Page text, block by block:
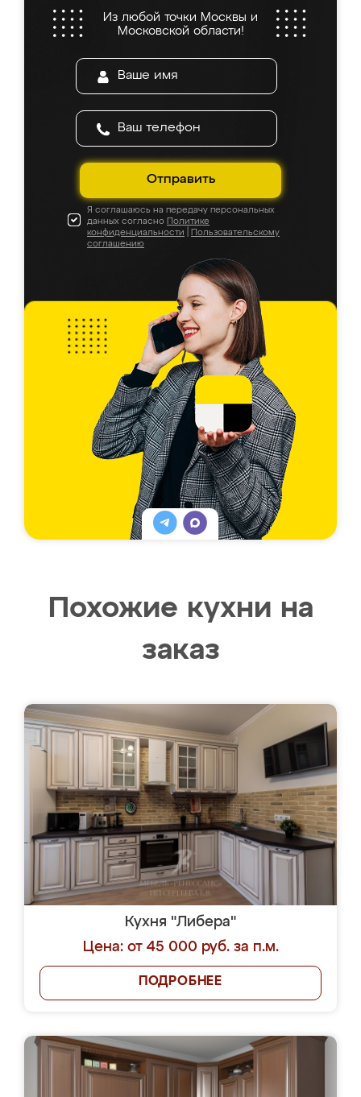
Из любой точки Москвы и
Московской области!
Отправить
Я соглашаюсь на передачу персональных
данных согласно Политике
конфиденциальности
Пользовательскому
соглашению
Похожие кухни на
заказ
Кухня "Либера"
Цена: от 45 000 руб. за п.м.
ПОДРОБНЕЕ